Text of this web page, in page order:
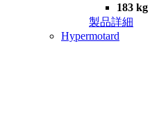
183 kg
製品詳細
Hypermotard